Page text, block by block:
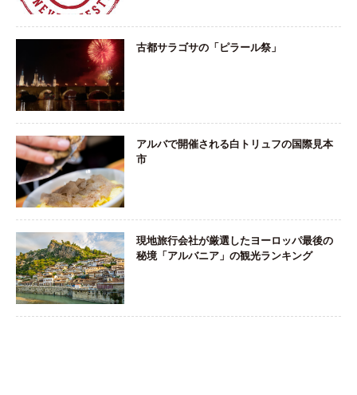
古都サラゴサの「ピラール祭」
アルバで開催される白トリュフの国際見本
市
現地旅行会社が厳選したヨーロッパ最後の
秘境「アルバニア」の観光ランキング